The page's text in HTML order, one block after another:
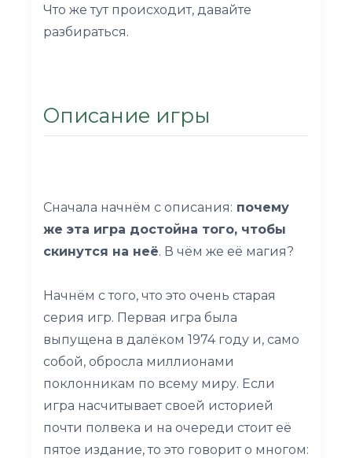
Что же тут происходит, давайте
разбираться.
Описание игры
Сначала начнём с описания: почему
же эта игра достойна того, чтобы
скинутся на неё. В чём же её магия?
Начнём с того, что это очень старая
серия игр. Первая игра была
выпущена в далёком 1974 году и, само
собой, обросла миллионами
поклонникам по всему миру. Если
игра насчитывает своей историей
почти полвека и на очереди стоит её
пятое издание, то это говорит о многом: